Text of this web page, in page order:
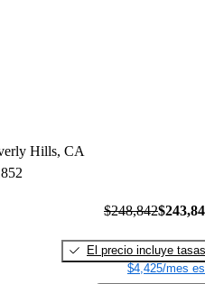
Hills, CA
$248,842
El precio incluye tasas
$4,425/mes